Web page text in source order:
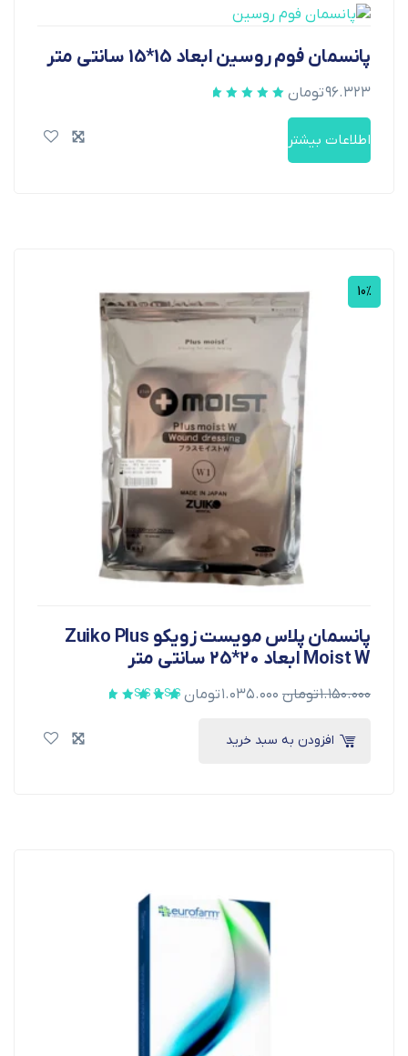
پانسمان فوم روسین ابعاد 15*15 سانتی متر
۹۶.۳۲۳تومان
اطلاعات بیشتر
پانسمان پلاس مویست زویکو Zuiko Plus
Moist W ابعاد 20*25 سانتی متر
۱.۱۵۰.۰۰۰تومان ۱.۰۳۵.۰۰۰تومان
افزودن به سبد خرید